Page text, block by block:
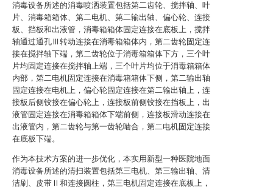
消毒设备所述的消毒喷洒装置包括第二齿轮、搅拌轴、叶
片、消毒箱箱体、第二电机、第二输出轴、偏心轮、连接
板、挡板和出液管，消毒箱箱体固定连接在底板上，搅拌
轴通过通孔Ⅲ转动连接在消毒箱箱体内，第二齿轮固定连
接在搅拌轴下端，第二齿轮位于消毒箱箱体下方，三个叶
片均固定连接在搅拌轴上端，三个叶片均位于消毒箱箱体
内部，第二电机固定连接在消毒箱箱体下侧，第二输出轴
固定连接在电机上，偏心轮固定连接在第二输出轴上，连
接板后侧铰接在偏心轮上，连接板前侧铰接在挡板上，出
液管固定连接在消毒箱箱体下端前侧，连接板滑动连接在
出液管内，第二齿轮与第一齿轮啮合，第二电机固定连接
在底板下端。
作为本技术方案的进一步优化，本实用新型一种医院地面
消毒设备所述的清扫装置包括第三电机、第三输出轴、清
洁刷、皮带Ⅱ和连接圆柱，第三电机固定连接在底板上，